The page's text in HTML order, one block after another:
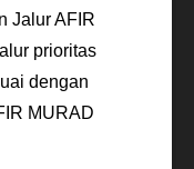
Jalur AFIR
prioritas
dengan
MURAD